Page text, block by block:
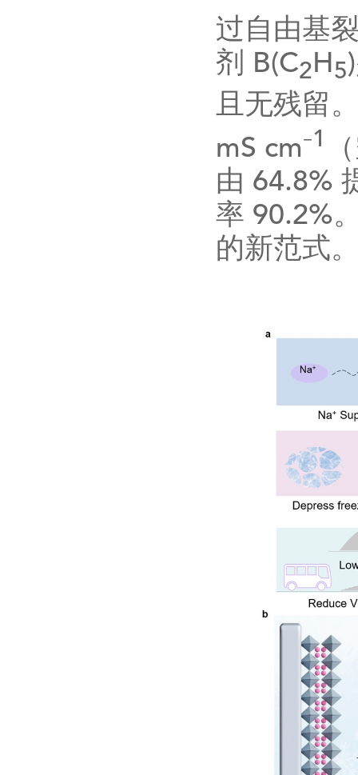
过自由基
剂 B(C2H5)
且无残留
mS cm⁻1
由 64.8%
率 90.2%
的新范式